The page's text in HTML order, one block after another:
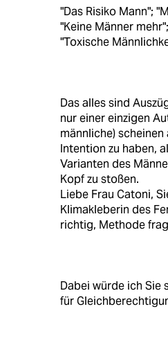
"Das Risiko Mann";
"Keine Männer
"Toxische
Das alles sind
nur einer einzigen
männliche)
Intention zu haben,
Varianten des
Kopf zu stoßen.
Liebe Frau Catoni,
Klimakleberin des
richtig, Methode
Dabei würde ich Sie
für